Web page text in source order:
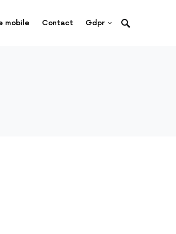
mobile Contact Gdpr